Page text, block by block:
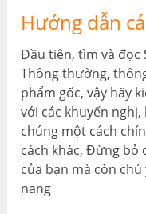
Hướng dẫn
Đầu tiên, tìm và đọc
Thông thường,
phẩm gốc, vậy hãy
với các khuyến
chúng một cách
cách khác, Đừng bỏ
của bạn mà còn
nang